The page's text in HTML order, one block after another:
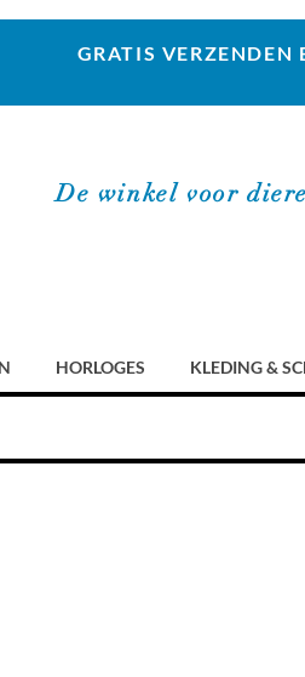
GRATIS VERZENDEN
De winkel voor
HORLOGES KLEDING &